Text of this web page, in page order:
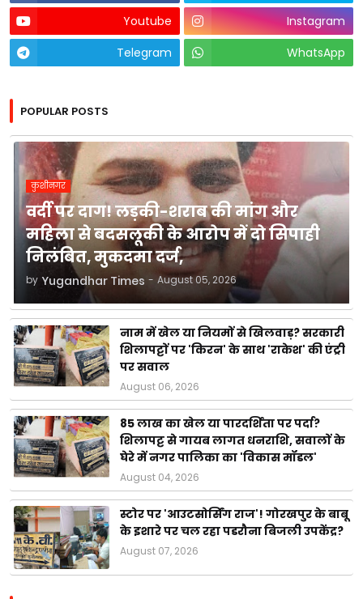
Youtube
Instagram
Telegram
WhatsApp
POPULAR POSTS
कुशीनगर
वर्दी पर दाग! लड़की-शराब की मांग और
महिला से बदसलूकी के आरोप में दो सिपाही
निलंबित, मुकदमा दर्ज,
by Yugandhar Times - August 05, 2026
नाम में खेल या नियमों से खिलवाड़? सरकारी
शिलापट्टों पर 'किरन' के साथ 'राकेश' की एंट्री
पर सवाल
August 06, 2026
85 लाख का खेल या पारदर्शिता पर पर्दा?
शिलापट्ट से गायब लागत धनराशि, सवालों के
घेरे में नगर पालिका का 'विकास मॉडल'
August 04, 2026
स्टोर पर 'आउटसोर्सिंग राज'! गोरखपुर के बाबू
के इशारे पर चल रहा पडरौना बिजली उपकेंद्र?
August 07, 2026